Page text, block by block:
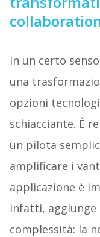
In un certo
una
opzioni
schiacciante. È
un pilota
amplificare i
applicazione è
infatti, aggiunge
complessità: la